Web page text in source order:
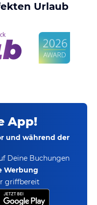
Urlaub
App!
und während der
Deine Buchungen
Werbung
griffbereit